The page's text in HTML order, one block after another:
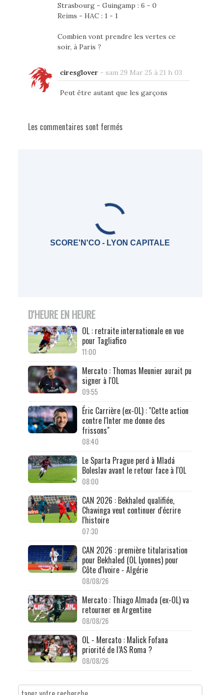
Strasbourg - Guingamp : 6 - 0
Reims - HAC : 1 - 1
Combien vont prendre les vertes ce
soir, à Paris ?
ciresglover - sam 29 Mar 25 à 21 h 03
Peut être autant que les garçons
Les commentaires sont fermés
SCORE'N'CO - LYON CAPITALE
D'HEURE EN HEURE
OL : retraite internationale en vue
pour Tagliafico
11:00
Mercato : Thomas Meunier aurait pu
signer à l'OL
09:55
Éric Carrière (ex-OL) : "Cette action
contre l'Inter me donne des
frissons"
08:40
Le Sparta Prague perd à Mladá
Boleslav avant le retour face à l'OL
08:00
CAN 2026 : Bekhaled qualifiée,
Chawinga veut continuer d'écrire
l'histoire
07:30
CAN 2026 : première titularisation
pour Bekhaled (OL Lyonnes) pour
Côte d'Ivoire - Algérie
08/08/26
Mercato : Thiago Almada (ex-OL) va
retourner en Argentine
08/08/26
OL - Mercato : Malick Fofana
priorité de l’AS Roma ?
08/08/26